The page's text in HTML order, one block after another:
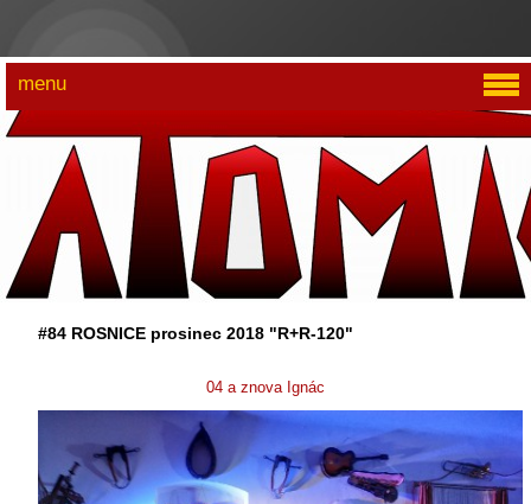
#84 ROSNICE prosinec 2018 "R+R-120"
04 a znova Ignác
menu